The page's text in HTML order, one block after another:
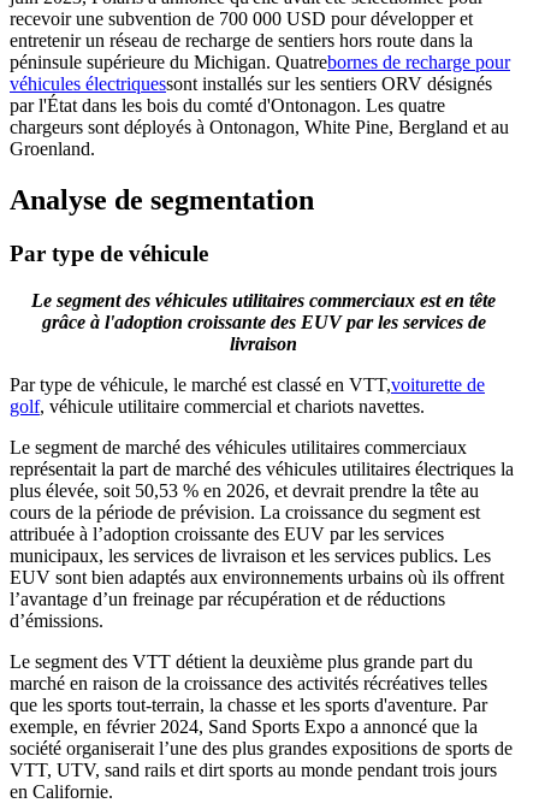
recevoir une subvention de 700 000 USD pour développer et
entretenir un réseau de recharge de sentiers hors route dans la
péninsule supérieure du Michigan. Quatrebornes de recharge pour
véhicules électriquessont installés sur les sentiers ORV désignés
par l'État dans les bois du comté d'Ontonagon. Les quatre
chargeurs sont déployés à Ontonagon, White Pine, Bergland et au
Groenland.
Analyse de segmentation
Par type de véhicule
Le segment des véhicules utilitaires commerciaux est en tête
grâce à l'adoption croissante des EUV par les services de
livraison
Par type de véhicule, le marché est classé en VTT,voiturette de
golf, véhicule utilitaire commercial et chariots navettes.
Le segment de marché des véhicules utilitaires commerciaux
représentait la part de marché des véhicules utilitaires électriques la
plus élevée, soit 50,53 % en 2026, et devrait prendre la tête au
cours de la période de prévision. La croissance du segment est
attribuée à l’adoption croissante des EUV par les services
municipaux, les services de livraison et les services publics. Les
EUV sont bien adaptés aux environnements urbains où ils offrent
l’avantage d’un freinage par récupération et de réductions
d’émissions.
Le segment des VTT détient la deuxième plus grande part du
marché en raison de la croissance des activités récréatives telles
que les sports tout-terrain, la chasse et les sports d'aventure. Par
exemple, en février 2024, Sand Sports Expo a annoncé que la
société organiserait l’une des plus grandes expositions de sports de
VTT, UTV, sand rails et dirt sports au monde pendant trois jours
en Californie.